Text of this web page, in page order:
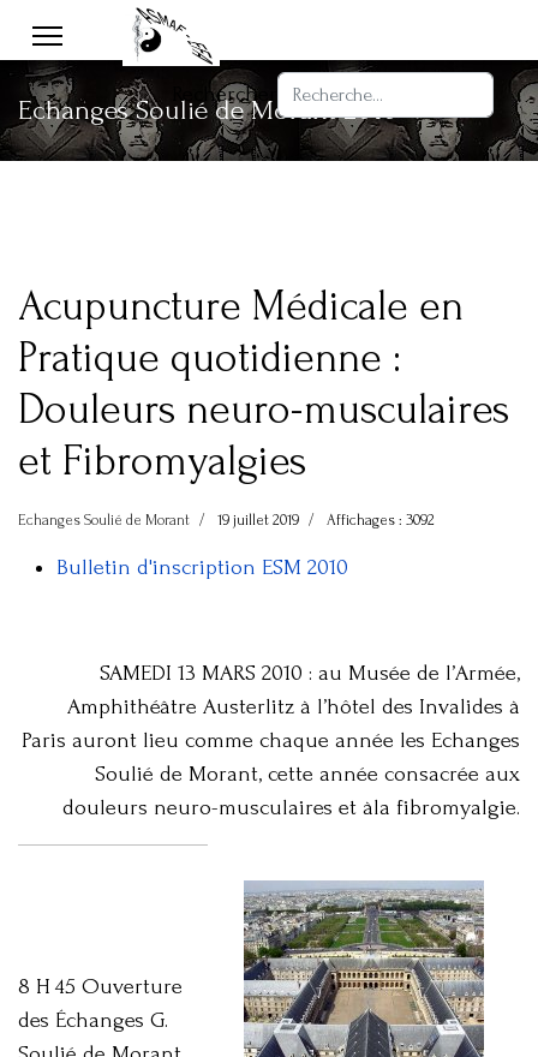
Rechercher
Echanges Soulié de Morant 2010
Acupuncture Médicale en
Pratique quotidienne :
Douleurs neuro-musculaires
et Fibromyalgies
Echanges Soulié de Morant 19 juillet 2019 Affichages : 3092
Bulletin d'inscription ESM 2010
SAMEDI 13 MARS 2010 : au Musée de l’Armée,
Amphithéâtre Austerlitz à l’hôtel des Invalides à
Paris auront lieu comme chaque année les Echanges
Soulié de Morant, cette année consacrée aux
douleurs neuro-musculaires et àla fibromyalgie.
8 H 45 Ouverture
des Échanges G.